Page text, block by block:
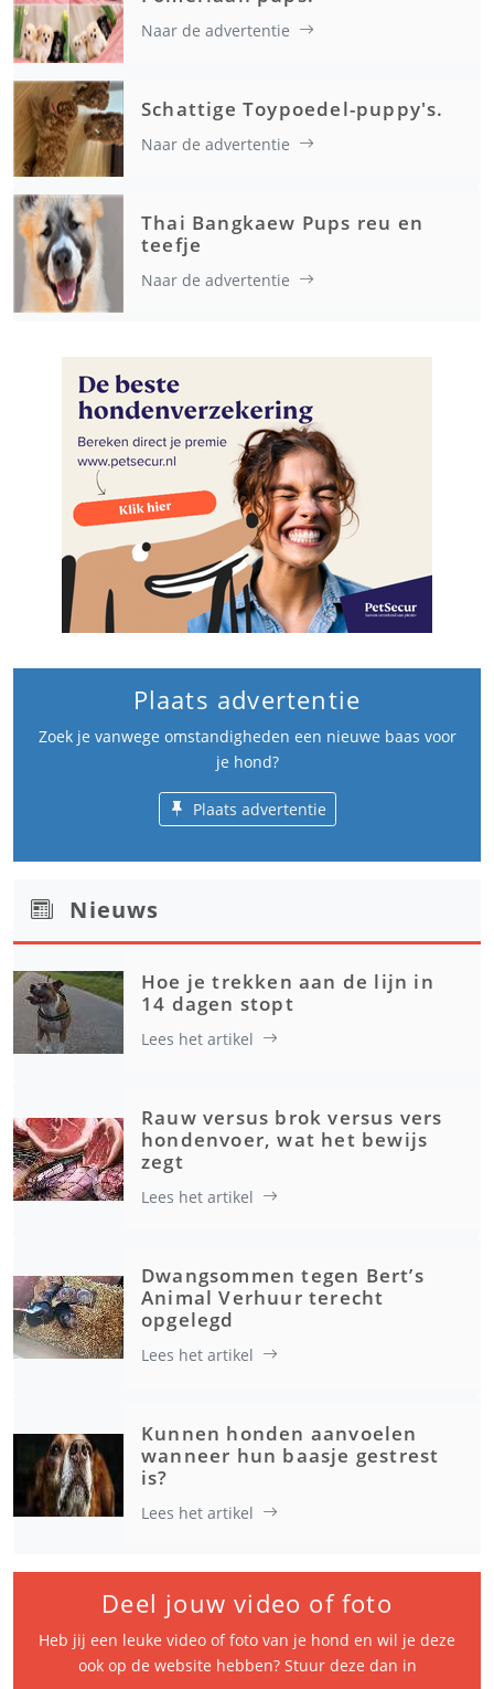
Naar de advertentie
Schattige Toypoedel-puppy's.
Naar de advertentie
Thai Bangkaew Pups reu en
teefje
Naar de advertentie
Plaats advertentie
Zoek je vanwege omstandigheden een nieuwe baas voor
je hond?
Plaats advertentie
Nieuws
Hoe je trekken aan de lijn in
14 dagen stopt
Lees het artikel
Rauw versus brok versus vers
hondenvoer, wat het bewijs
zegt
Lees het artikel
Dwangsommen tegen Bert’s
Animal Verhuur terecht
opgelegd
Lees het artikel
Kunnen honden aanvoelen
wanneer hun baasje gestrest
is?
Lees het artikel
Deel jouw video of foto
Heb jij een leuke video of foto van je hond en wil je deze
ook op de website hebben? Stuur deze dan in